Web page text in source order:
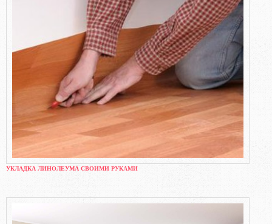
УКЛАДКА ЛИНОЛЕУМА СВОИМИ РУКАМИ